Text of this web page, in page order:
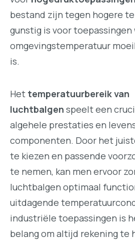
bestand zijn tegen hogere
gunstig is voor toepassingen
omgevingstemperatuur
is.
Het temperatuurbereik van
luchtbalgen speelt een
algehele prestaties en
componenten. Door het
te kiezen en passende
te nemen, kan men ervoor
luchtbalgen optimaal
uitdagende
industriële toepassingen is
belang om altijd rekening te